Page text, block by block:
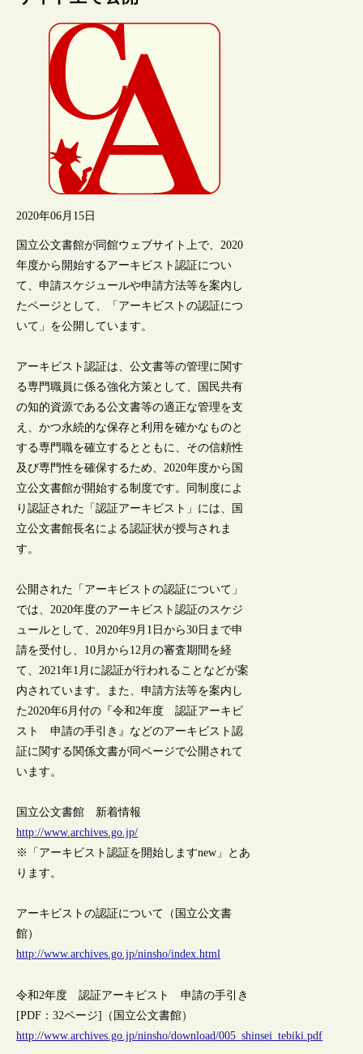
2020年06月15日
国立公文書館が同館ウェブサイト上で、2020
年度から開始するアーキビスト認証につい
て、申請スケジュールや申請方法等を案内し
たページとして、「アーキビストの認証につ
いて」を公開しています。
アーキビスト認証は、公文書等の管理に関す
る専門職員に係る強化方策として、国民共有
の知的資源である公文書等の適正な管理を支
え、かつ永続的な保存と利用を確かなものと
する専門職を確立するとともに、その信頼性
及び専門性を確保するため、2020年度から国
立公文書館が開始する制度です。同制度によ
り認証された「認証アーキビスト」には、国
立公文書館長名による認証状が授与されま
す。
公開された「アーキビストの認証について」
では、2020年度のアーキビスト認証のスケジ
ュールとして、2020年9月1日から30日まで申
請を受付し、10月から12月の審査期間を経
て、2021年1月に認証が行われることなどが案
内されています。また、申請方法等を案内し
た2020年6月付の『令和2年度 認証アーキビ
スト 申請の手引き』などのアーキビスト認
証に関する関係文書が同ページで公開されて
います。
国立公文書館 新着情報
http://www.archives.go.jp/
※「アーキビスト認証を開始しますnew」とあ
ります。
アーキビストの認証について（国立公文書
館）
http://www.archives.go.jp/ninsho/index.html
令和2年度 認証アーキビスト 申請の手引き
[PDF：32ページ]（国立公文書館）
http://www.archives.go.jp/ninsho/download/005_shinsei_tebiki.pdf